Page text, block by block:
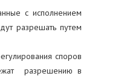
с исполнением
разрешать путем
споров
разрешению в